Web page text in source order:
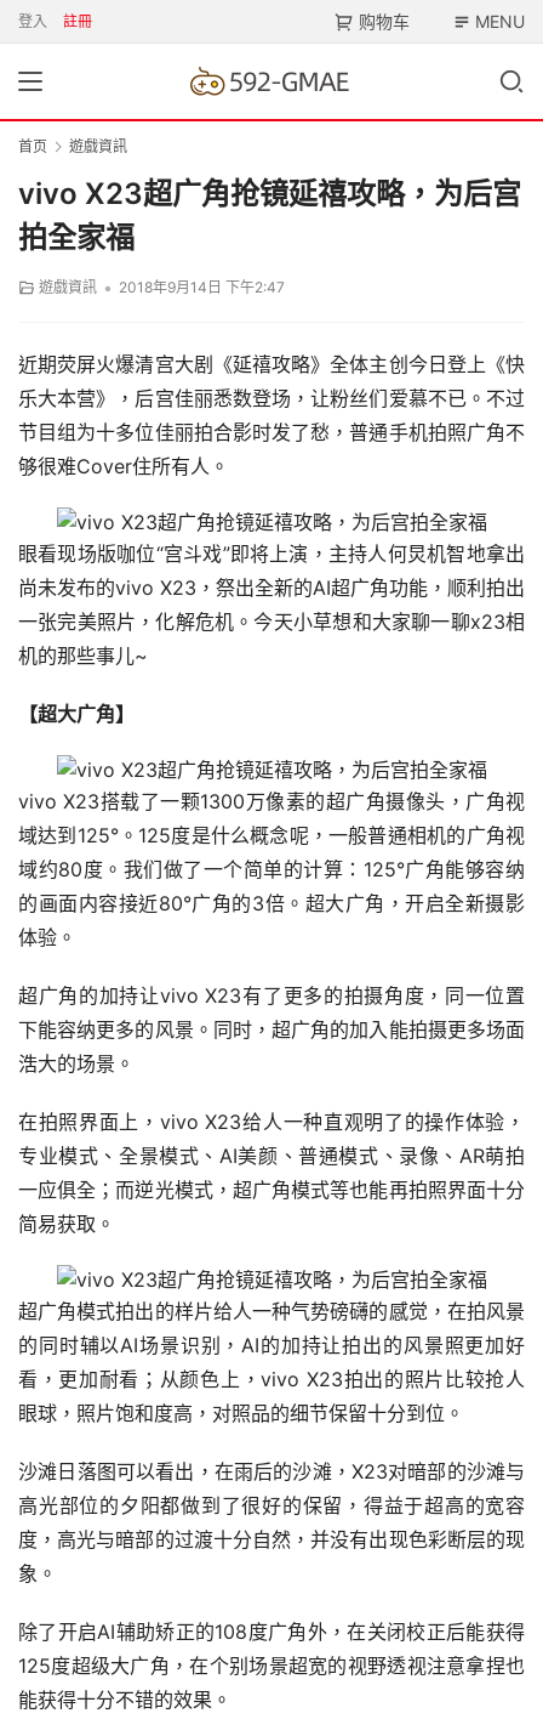
登入 註冊 购物车 MENU
首页 遊戲資訊
vivo X23超广角抢镜延禧攻略，为后宫
拍全家福
遊戲資訊 • 2018年9月14日 下午2:47
近期荧屏火爆清宫大剧《延禧攻略》全体主创今日登上《快
乐大本营》，后宫佳丽悉数登场，让粉丝们爱慕不已。不过
节目组为十多位佳丽拍合影时发了愁，普通手机拍照广角不
够很难Cover住所有人。
眼看现场版咖位“宫斗戏”即将上演，主持人何炅机智地拿出
尚未发布的vivo X23，祭出全新的AI超广角功能，顺利拍出
一张完美照片，化解危机。今天小草想和大家聊一聊x23相
机的那些事儿~
【超大广角】
vivo X23搭载了一颗1300万像素的超广角摄像头，广角视
域达到125°。125度是什么概念呢，一般普通相机的广角视
域约80度。我们做了一个简单的计算：125°广角能够容纳
的画面内容接近80°广角的3倍。超大广角，开启全新摄影
体验。
超广角的加持让vivo X23有了更多的拍摄角度，同一位置
下能容纳更多的风景。同时，超广角的加入能拍摄更多场面
浩大的场景。
在拍照界面上，vivo X23给人一种直观明了的操作体验，
专业模式、全景模式、AI美颜、普通模式、录像、AR萌拍
一应俱全；而逆光模式，超广角模式等也能再拍照界面十分
简易获取。
超广角模式拍出的样片给人一种气势磅礴的感觉，在拍风景
的同时辅以AI场景识别，AI的加持让拍出的风景照更加好
看，更加耐看；从颜色上，vivo X23拍出的照片比较抢人
眼球，照片饱和度高，对照品的细节保留十分到位。
沙滩日落图可以看出，在雨后的沙滩，X23对暗部的沙滩与
高光部位的夕阳都做到了很好的保留，得益于超高的宽容
度，高光与暗部的过渡十分自然，并没有出现色彩断层的现
象。
除了开启AI辅助矫正的108度广角外，在关闭校正后能获得
125度超级大广角，在个别场景超宽的视野透视注意拿捏也
能获得十分不错的效果。